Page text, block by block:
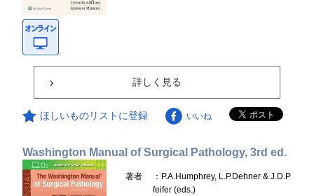
詳しく見る
ほしいものリストに登録 いいね
Washington Manual of Surgical Pathology, 3rd ed.
著者
：P.A.Humphrey, L.P.Dehner & J.D.P
feifer (eds.)